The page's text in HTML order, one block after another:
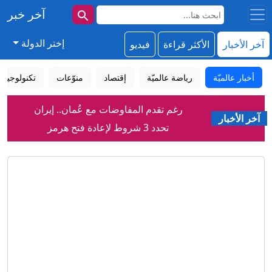
آخر خبر
آخر الأخبار الأكثر قراءة فيديو إختر الدولة
أخبار عالميّة رياضة عالميّة إقتصاد منوّعات تكنولوجيا
آخر الأخبار
رغم تقدم المفاوضات مع عُمان.. إيران
تحدد 3 شروط لإعادة فتح هرمز
الشيباني يؤكد من أنقرة العمل على إنهاء